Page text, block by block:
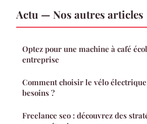
Actu — Nos autres articles
Optez pour une machine à café
entreprise
Comment choisir le vélo
besoins ?
Freelance seo : découvrez des